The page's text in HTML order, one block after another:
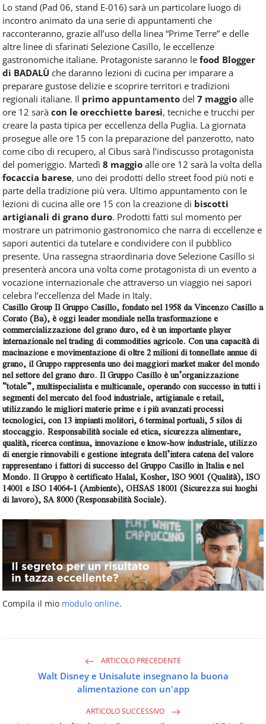
Lo stand (Pad 06, stand E-016) sarà un particolare luogo di
incontro animato da una serie di appuntamenti che
racconteranno, grazie all’uso della linea “Prime Terre” e delle
altre linee di sfarinati Selezione Casillo, le eccellenze
gastronomiche italiane. Protagoniste saranno le food Blogger
di BADALÙ che daranno lezioni di cucina per imparare a
preparare gustose delizie e scoprire territori e tradizioni
regionali italiane. Il primo appuntamento del 7 maggio alle
ore 12 sarà con le orecchiette baresi, tecniche e trucchi per
creare la pasta tipica per eccellenza della Puglia. La giornata
prosegue alle ore 15 con la preparazione del panzerotto, nato
come cibo di recupero, al Cibus sarà l’indiscusso protagonista
del pomeriggio. Martedì 8 maggio alle ore 12 sarà la volta della
focaccia barese, uno dei prodotti dello street food più noti e
parte della tradizione più vera. Ultimo appuntamento con le
lezioni di cucina alle ore 15 con la creazione di biscotti
artigianali di grano duro. Prodotti fatti sul momento per
mostrare un patrimonio gastronomico che narra di eccellenze e
sapori autentici da tutelare e condividere con il pubblico
presente. Una rassegna straordinaria dove Selezione Casillo si
presenterà ancora una volta come protagonista di un evento a
vocazione internazionale che attraverso un viaggio nei sapori
celebra l’eccellenza del Made in Italy.
Casillo GroupIl Gruppo Casillo, fondato nel 1958 da Vincenzo Casillo a
Corato (Ba), è oggi leader mondiale nella trasformazione e
commercializzazione del grano duro, ed è un importante player
internazionale nel trading di commodities agricole. Con una capacità di
macinazione e movimentazione di oltre 2 milioni di tonnellate annue di
grano, il Gruppo rappresenta uno dei maggiori market maker del mondo
nel settore del grano duro. Il Gruppo Casillo è un’organizzazione
“totale”, multispecialista e multicanale, operando con successo in tutti i
segmenti del mercato del food industriale, artigianale e retail,
utilizzando le migliori materie prime e i più avanzati processi
tecnologici, con 13 impianti molitori, 6 terminal portuali, 5 silos di
stoccaggio. Responsabilità sociale ed etica, sicurezza alimentare,
qualità, ricerca continua, innovazione e know-how industriale, utilizzo
di energie rinnovabili e gestione integrata dell’intera catena del valore
rappresentano i fattori di successo del Gruppo Casillo in Italia e nel
Mondo. Il Gruppo è certificato Halal, Kosher, ISO 9001 (Qualità), ISO
14001 e ISO 14064-1 (Ambiente), OHSAS 18001 (Sicurezza sui luoghi
di lavoro), SA 8000 (Responsabilità Sociale).
Compila il mio modulo online.
ARTICOLO PRECEDENTE
Walt Disney e Unisalute insegnano la buona
alimentazione con un'app
ARTICOLO SUCCESSIVO